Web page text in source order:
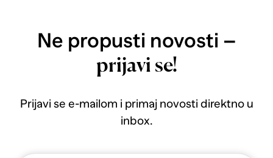
Ne propusti novosti –
prijavi se!
Prijavi se e-mailom i primaj novosti direktno u
inbox.